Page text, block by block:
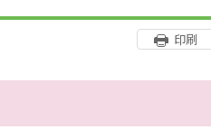
印刷